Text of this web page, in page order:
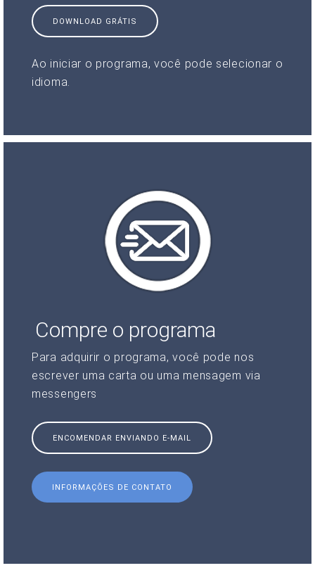
DOWNLOAD GRÁTIS
Ao iniciar o programa, você pode selecionar o
idioma.
Compre o programa
Para adquirir o programa, você pode nos
escrever uma carta ou uma mensagem via
messengers
ENCOMENDAR ENVIANDO E-MAIL
INFORMAÇÕES DE CONTATO